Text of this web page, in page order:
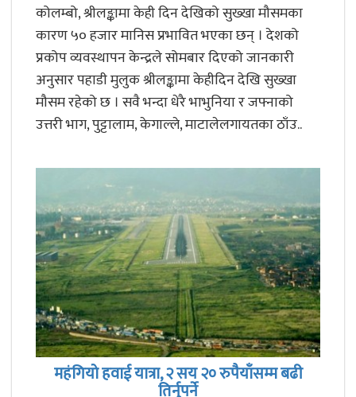
कोलम्बो, श्रीलङ्कामा केही दिन देखिको सुख्खा मौसमका
कारण ५० हजार मानिस प्रभावित भएका छन् । देशको
प्रकोप व्यवस्थापन केन्द्रले सोमबार दिएको जानकारी
अनुसार पहाडी मुलुक श्रीलङ्कामा केहीदिन देखि सुख्खा
मौसम रहेको छ । सवै भन्दा धेरै भाभुनिया र जफ्नाको
उत्तरी भाग, पुट्टालाम, केगाल्ले, माटालेलगायतका ठाँउ..
महंगियाे हवाई यात्रा, २ सय २० रुपैयाँसम्म बढी